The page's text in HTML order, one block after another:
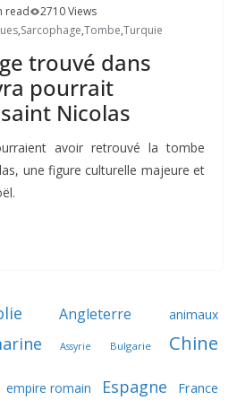
read
2710 Views
,Sarcophage,Tombe,Turquie
trouvé dans
pourrait
Nicolas
avoir retrouvé la tombe
une figure culturelle majeure et
Angleterre animaux
Assyrie Bulgarie Chine
empire romain Espagne France